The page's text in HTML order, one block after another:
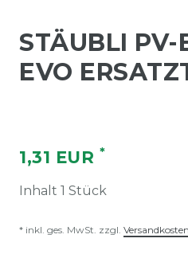
STÄUBLI PV-
EVO
1,31 EUR *
Inhalt 1 Stück
* inkl. ges. MwSt. zzgl. Versandkosten